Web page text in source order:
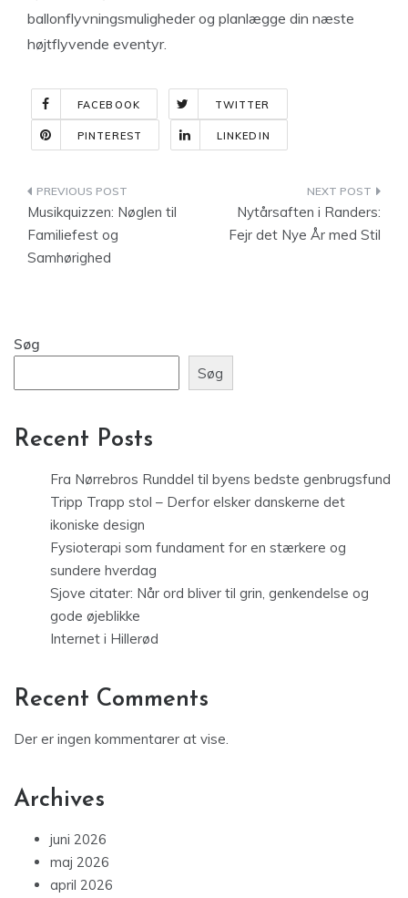
ballonflyvningsmuligheder og planlægge din næste
højtflyvende eventyr.
FACEBOOK TWITTER
PINTEREST LINKEDIN
Indlægsnavigation
Musikquizzen: Nøglen til
Familiefest og
Samhørighed
Nytårsaften i Randers:
Fejr det Nye År med Stil
Søg
Søg
Recent Posts
Fra Nørrebros Runddel til byens bedste genbrugsfund
Tripp Trapp stol – Derfor elsker danskerne det
ikoniske design
Fysioterapi som fundament for en stærkere og
sundere hverdag
Sjove citater: Når ord bliver til grin, genkendelse og
gode øjeblikke
Internet i Hillerød
Recent Comments
Der er ingen kommentarer at vise.
Archives
juni 2026
maj 2026
april 2026